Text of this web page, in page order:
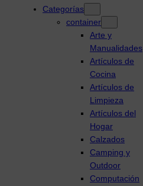
Categorías
container
Arte y
Manualidades
Artículos de
Cocina
Artículos de
Limpieza
Artículos del
Hogar
Calzados
Camping y
Outdoor
Computación